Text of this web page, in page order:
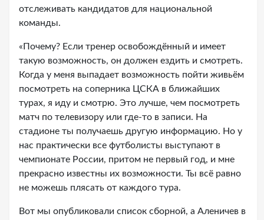
отслеживать кандидатов для национальной
команды.
«Почему? Если тренер освобождённый и имеет
такую возможность, он должен ездить и смотреть.
Когда у меня выпадает возможность пойти живьём
посмотреть на соперника ЦСКА в ближайших
турах, я иду и смотрю. Это лучше, чем посмотреть
матч по телевизору или где-то в записи. На
стадионе ты получаешь другую информацию. Но у
нас практически все футболисты выступают в
чемпионате России, притом не первый год, и мне
прекрасно известны их возможности. Ты всё равно
не можешь плясать от каждого тура.
Вот мы опубликовали список сборной, а Аленичев в